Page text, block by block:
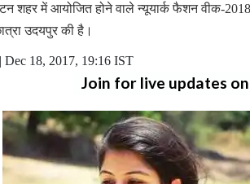
शहर में आयोजित होने वाले न्यूयार्क फैशन वीक-
उदयपुर की है।
| Dec 18, 2017, 19:16 IST
Join for live updates on